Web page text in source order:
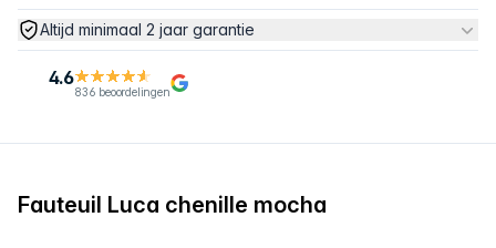
Altijd minimaal 2 jaar garantie
4.6
836 beoordelingen
Fauteuil Luca chenille mocha